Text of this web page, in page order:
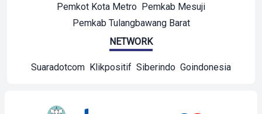
Pemkot Kota Metro Pemkab Mesuji
Pemkab Tulangbawang Barat
NETWORK
Suaradotcom Klikpositif Siberindo Goindonesia